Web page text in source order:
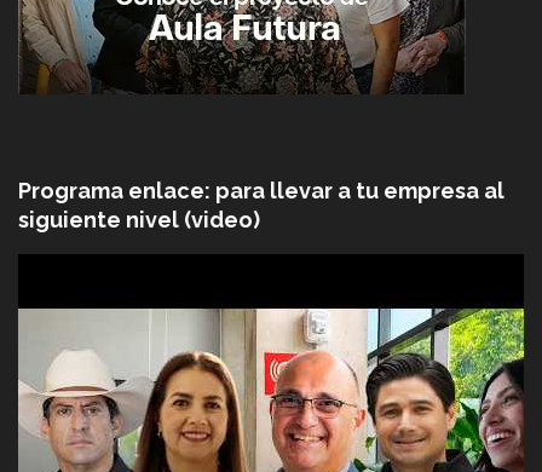
Programa enlace: para llevar a tu empresa al
siguiente nivel (video)